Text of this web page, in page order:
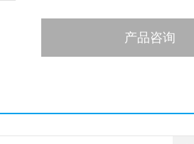
产品咨询